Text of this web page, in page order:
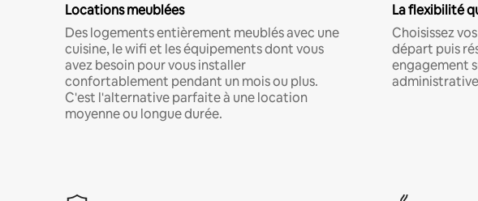
Locations meublées
Des logements entièrement meublés avec une
cuisine, le wifi et les équipements dont vous
avez besoin pour vous installer
confortablement pendant un mois ou plus.
C'est l'alternative parfaite à une location
moyenne ou longue durée.
La flexibilité
Choisissez
départ puis
engagement